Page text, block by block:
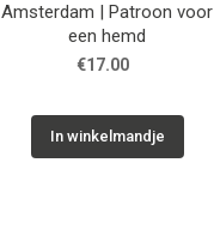
Amsterdam | Patroon voor
een hemd
€17.00
In winkelmandje